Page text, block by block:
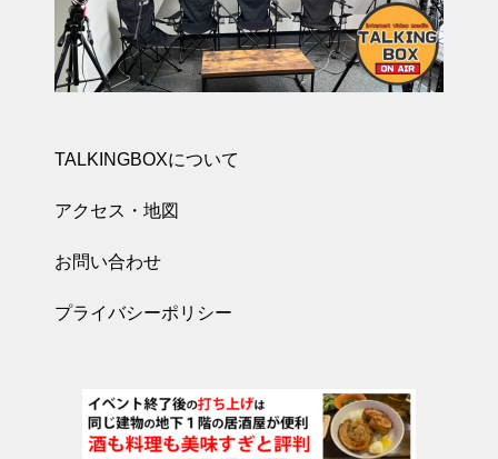
TALKINGBOXについて
アクセス・地図
お問い合わせ
プライバシーポリシー